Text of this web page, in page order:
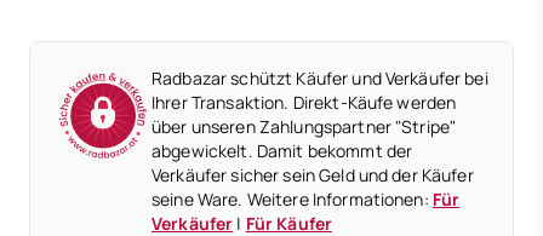
Radbazar schützt Käufer und Verkäufer bei
Ihrer Transaktion. Direkt-Käufe werden
über unseren Zahlungspartner "Stripe"
abgewickelt. Damit bekommt der
Verkäufer sicher sein Geld und der Käufer
seine Ware. Weitere Informationen: Für
Verkäufer | Für Käufer